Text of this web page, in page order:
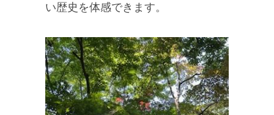
い歴史を体感できます。